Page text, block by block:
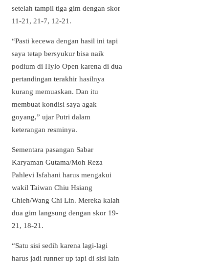
setelah tampil tiga gim dengan skor
11-21, 21-7, 12-21.
“Pasti kecewa dengan hasil ini tapi
saya tetap bersyukur bisa naik
podium di Hylo Open karena di dua
pertandingan terakhir hasilnya
kurang memuaskan. Dan itu
membuat kondisi saya agak
goyang,” ujar Putri dalam
keterangan resminya.
Sementara pasangan Sabar
Karyaman Gutama/Moh Reza
Pahlevi Isfahani harus mengakui
wakil Taiwan Chiu Hsiang
Chieh/Wang Chi Lin. Mereka kalah
dua gim langsung dengan skor 19-
21, 18-21.
“Satu sisi sedih karena lagi-lagi
harus jadi runner up tapi di sisi lain